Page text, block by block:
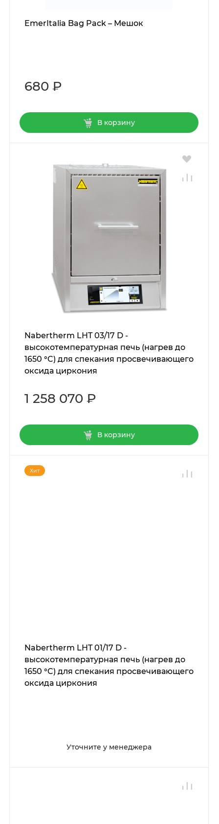
EmerItalia Bag Pack – Мешок
680 ₽
В корзину
Nabertherm LHT 03/17 D -
высокотемпературная печь (нагрев до
1650 °C) для спекания просвечивающего
оксида циркония
1 258 070 ₽
В корзину
Хит
Nabertherm LHT 01/17 D -
высокотемпературная печь (нагрев до
1650 °C) для спекания просвечивающего
оксида циркония
Уточните у менеджера